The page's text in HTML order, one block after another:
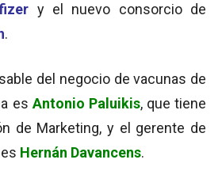
y el nuevo consorcio de
.
del negocio de vacunas de
es Antonio Paluikis, que tiene
de Marketing, y el gerente de
Hernán Davancens.